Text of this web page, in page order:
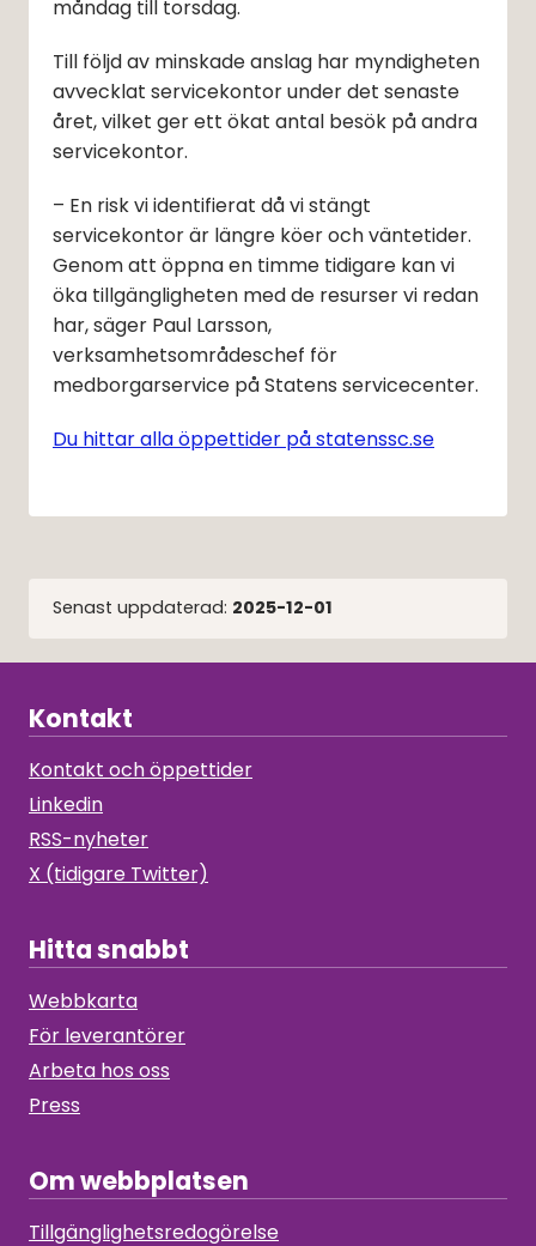
måndag till torsdag.
Till följd av minskade anslag har myndigheten
avvecklat servicekontor under det senaste
året, vilket ger ett ökat antal besök på andra
servicekontor.
– En risk vi identifierat då vi stängt
servicekontor är längre köer och väntetider.
Genom att öppna en timme tidigare kan vi
öka tillgängligheten med de resurser vi redan
har, säger Paul Larsson,
verksamhetsområdeschef för
medborgarservice på Statens servicecenter.
Du hittar alla öppettider på statenssc.se
Senast uppdaterad: 2025-12-01
Kontakt
Kontakt och öppettider
Linkedin
RSS-nyheter
X (tidigare Twitter)
Hitta snabbt
Webbkarta
För leverantörer
Arbeta hos oss
Press
Om webbplatsen
Tillgänglighetsredogörelse